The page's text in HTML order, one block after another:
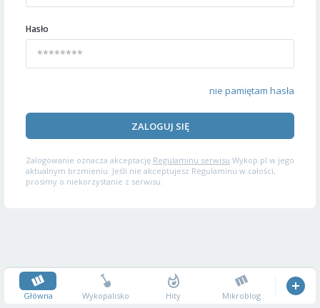
Hasło
nie pamiętam hasła
ZALOGUJ SIĘ
Zalogowanie oznacza akceptację Regulaminu serwisu Wykop.pl w jego
aktualnym brzmieniu. Jeśli nie akceptujesz Regulaminu w całości,
prosimy o niekorzystanie z serwisu.
Główna Wykopalisko Hity Mikroblog